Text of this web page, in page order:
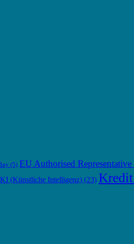
(5) EU Authorised Representative
KI (Künstliche Intelligenz) (23) Kredit